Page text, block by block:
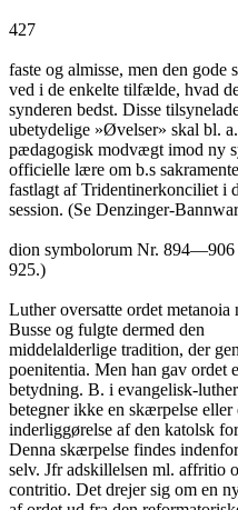
427
faste og almisse, men den gode
ved i de enkelte tilfælde, hvad
synderen bedst. Disse
ubetydelige »Øvelser» skal bl.
pædagogisk modvægt imod ny
officielle lære om b.s
fastlagt af Tridentinerkonciliet i
session. (Se Denzinger-
dion symbolorum Nr.
925.)
Luther oversatte ordet metanoia
Busse og fulgte dermed den
middelalderlige tradition, der
poenitentia. Men han gav ordet
betydning. B. i evangelisk-
betegner ikke en skærpelse eller
inderliggørelse af den katolsk
Denna skærpelse findes
selv. Jfr adskillelsen ml. affritio
contritio. Det drejer sig om en